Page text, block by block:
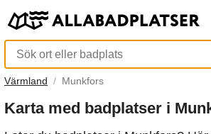
Värmland Munkfors
Karta med badplatser i